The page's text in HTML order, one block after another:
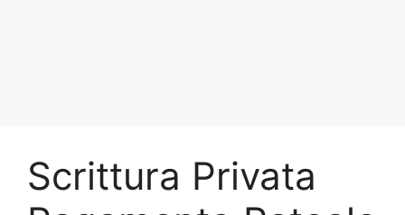
Scrittura Privata